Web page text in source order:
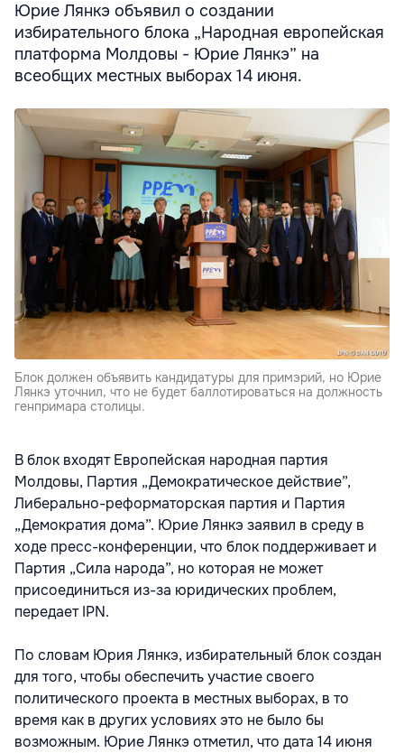
Юрие Лянкэ объявил о создании
избирательного блока „Народная европейская
платформа Молдовы - Юрие Лянкэ” на
всеобщих местных выборах 14 июня.
Блок должен объявить кандидатуры для примэрий, но Юрие
Лянкэ уточнил, что не будет баллотироваться на должность
генпримара столицы.
В блок входят Европейская народная партия
Молдовы, Партия „Демократическое действие”,
Либерально-реформаторская партия и Партия
„Демократия дома”. Юрие Лянкэ заявил в среду в
ходе пресс-конференции, что блок поддерживает и
Партия „Сила народа”, но которая не может
присоединиться из-за юридических проблем,
передает IPN.
По словам Юрия Лянкэ, избирательный блок создан
для того, чтобы обеспечить участие своего
политического проекта в местных выборах, в то
время как в других условиях это не было бы
возможным. Юрие Лянкэ отметил, что дата 14 июня